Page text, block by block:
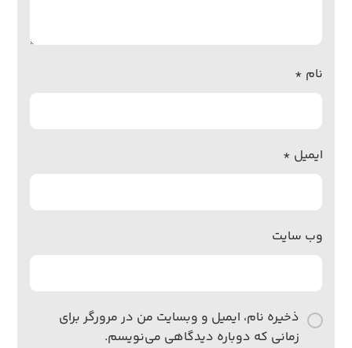
نام *
ایمیل *
وب‌ سایت
ذخیره نام، ایمیل و وبسایت من در مرورگر برای
زمانی که دوباره دیدگاهی می‌نویسم.